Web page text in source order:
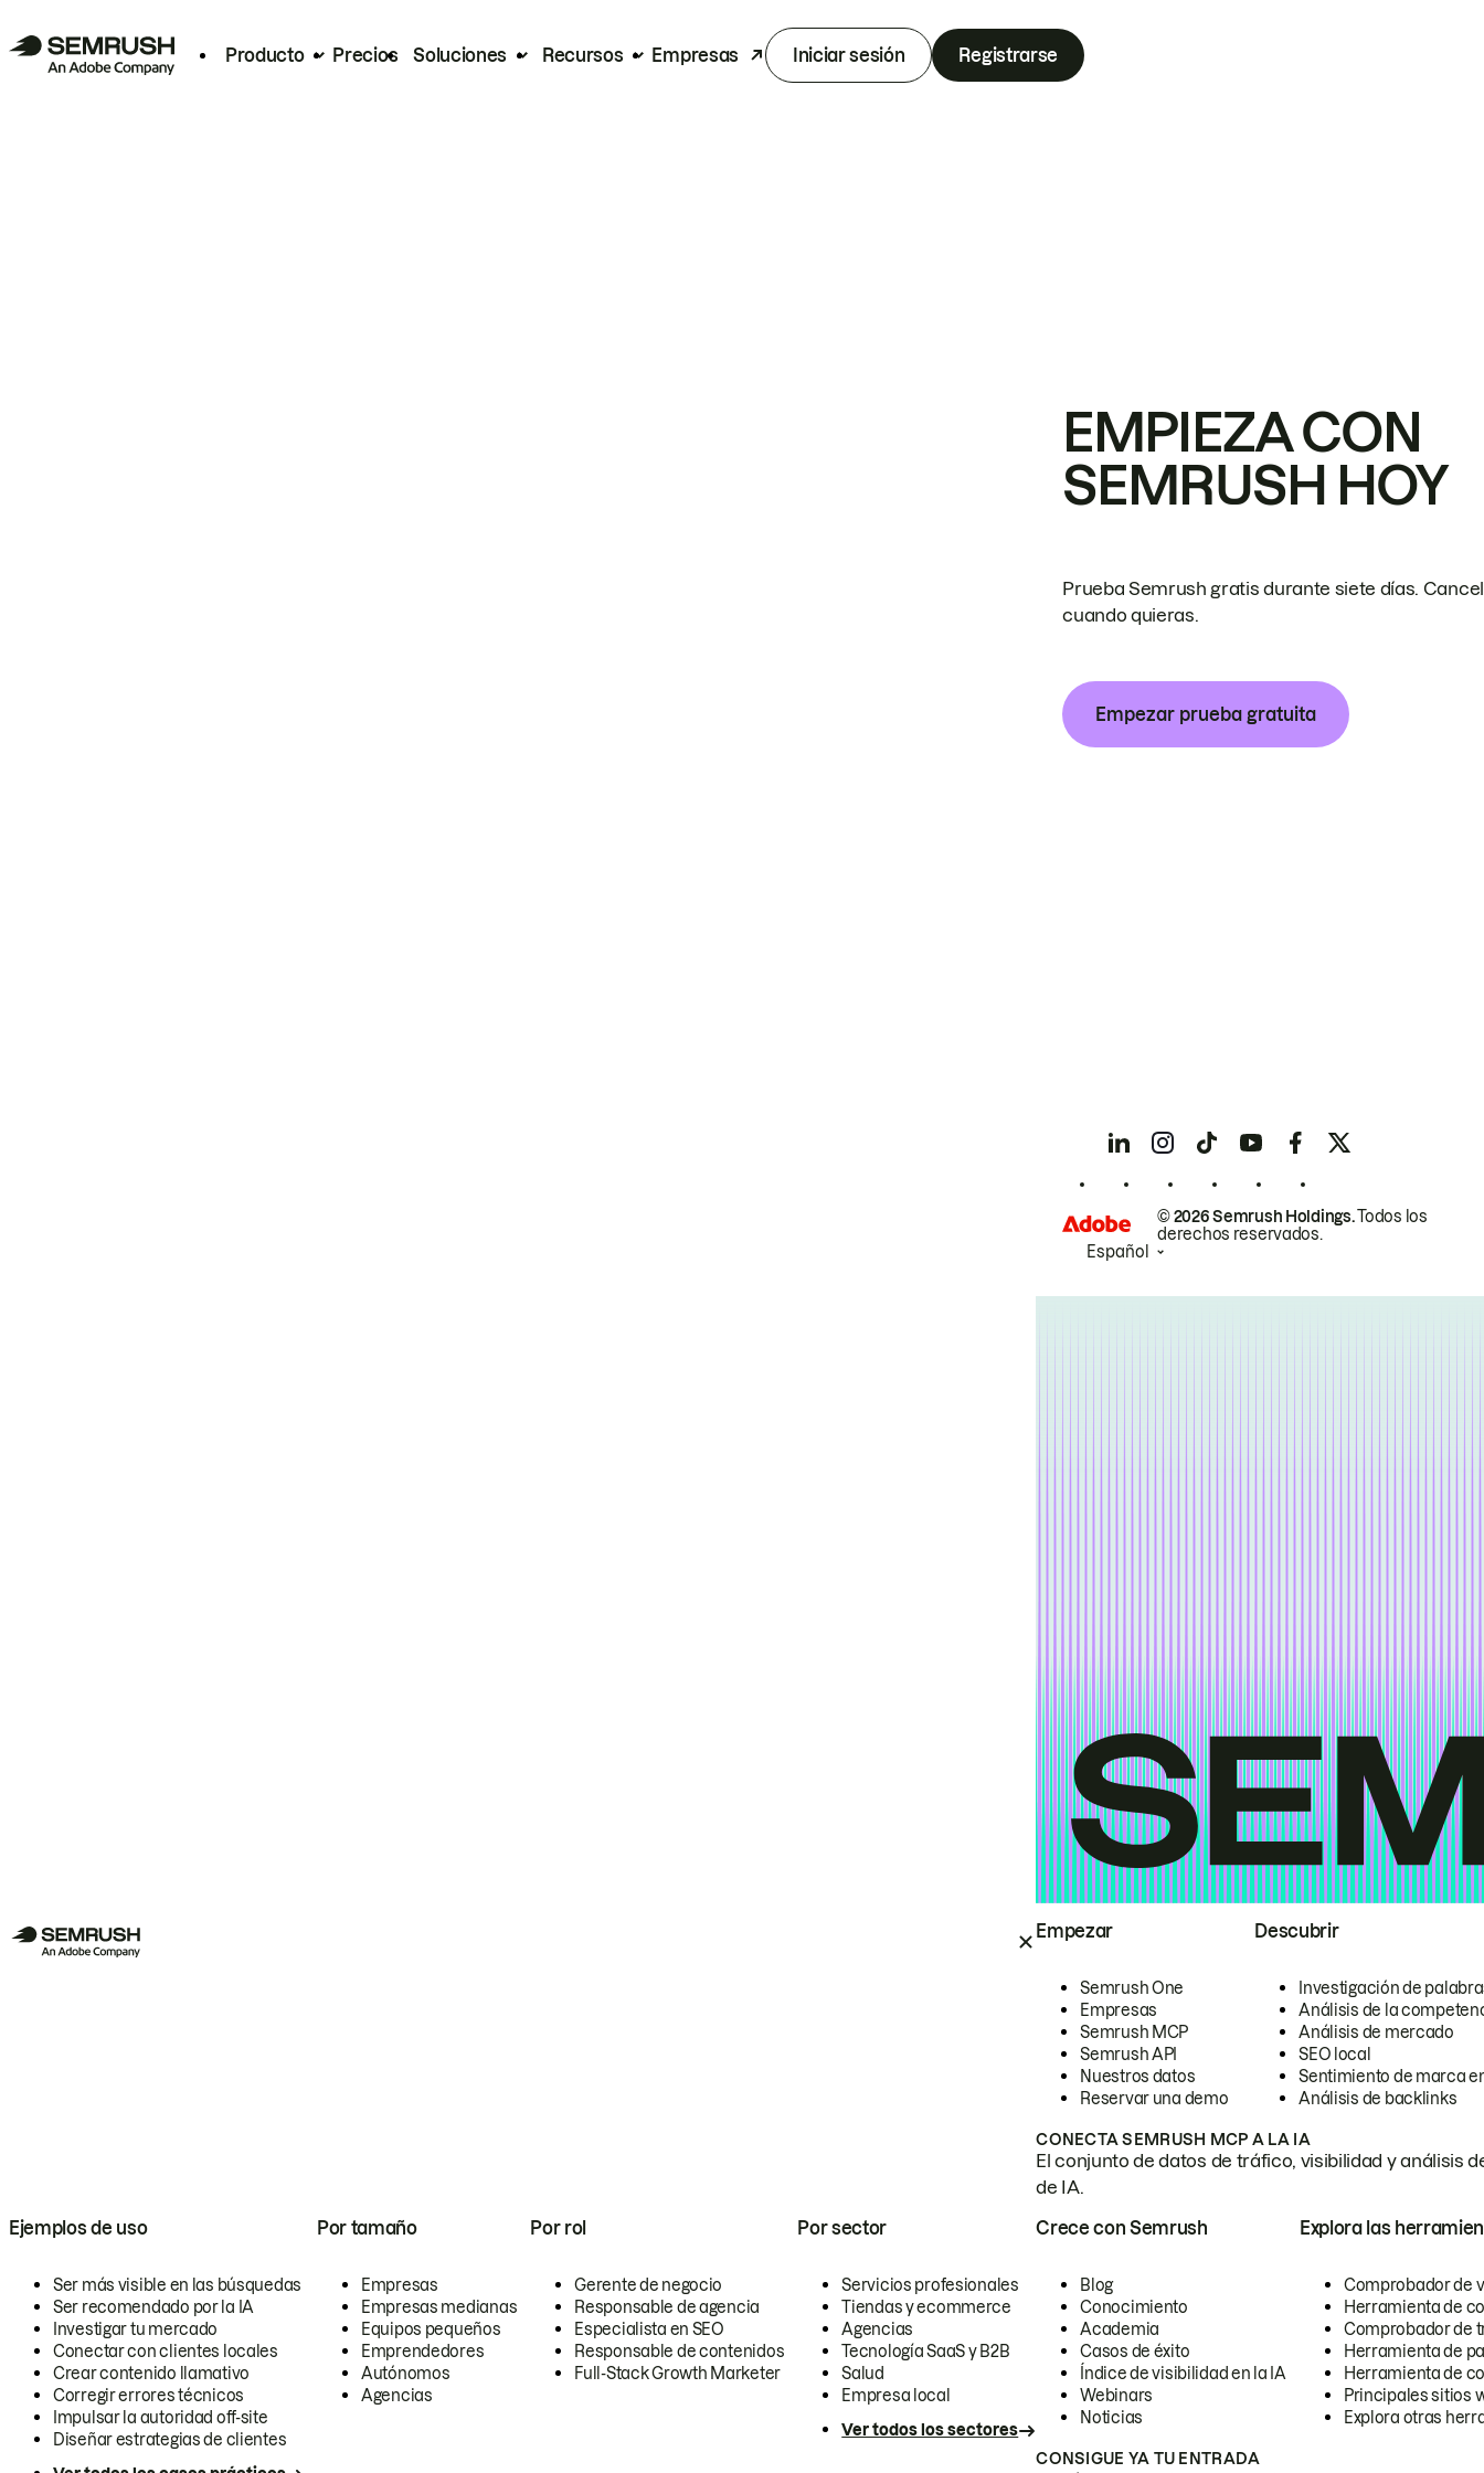
Producto Precios Soluciones Recursos Empresas Iniciar sesión Registrarse
Empezar
Semrush One
Empresas
Semrush MCP
Semrush API
Nuestros datos
Reservar una demo
Descubrir
Investigación de
Análisis de la
Análisis de mercado
SEO local
Sentimiento de marca
Análisis de backlinks
CONECTA SEMRUSH MCP A LA IA
El conjunto de datos de tráfico, visibilidad y análisis
de IA.
Ejemplos de uso
Ser más visible en las búsquedas
Ser recomendado por la IA
Investigar tu mercado
Conectar con clientes locales
Crear contenido llamativo
Corregir errores técnicos
Impulsar la autoridad off-site
Diseñar estrategias de clientes
Por tamaño
Empresas
Empresas medianas
Equipos pequeños
Emprendedores
Autónomos
Agencias
Por rol
Gerente de negocio
Responsable de agencia
Especialista en SEO
Responsable de contenidos
Full-Stack Growth Marketer
Por sector
Servicios profesionales
Tiendas y ecommerce
Agencias
Tecnología SaaS y B2B
Salud
Empresa local
Ver todos los sectores
Crece con Semrush
Blog
Conocimiento
Academia
Casos de éxito
Índice de visibilidad en la IA
Webinars
Noticias
Explora las
Comprobador de
Herramienta de
Comprobador de
Herramienta de
Herramienta de
Principales sitios
Explora otras
CONSIGUE YA TU ENTRADA
EMPIEZA CON
SEMRUSH HOY
Prueba Semrush gratis durante siete días.
cuando quieras.
Empezar prueba gratuita
© 2026 Semrush Holdings.Todos los
derechos reservados.
Español